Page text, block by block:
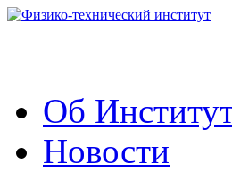
Об
Новости